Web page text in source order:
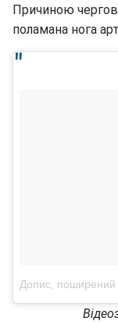
Причиною
поламана нога
Допис,